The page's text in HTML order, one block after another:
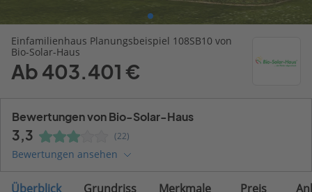
Einfamilienhaus Planungsbeispiel 108SB10 von
Bio-Solar-Haus
Ab 403.401 €
Bewertungen von Bio-Solar-Haus
3,3 (22)
Bewertungen ansehen
Überblick Grundriss Merkmale Preis